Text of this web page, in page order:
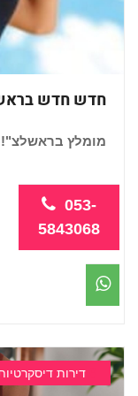
חדש חדש
מומלץ
053-
5843068
דירות